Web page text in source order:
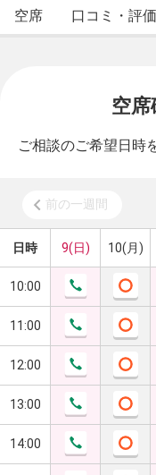
空席 口コミ・評価
空席
ご相談のご希望日時
前の一週間
日時
10:00
11:00
12:00
13:00
14:00
9(日) 10(月)